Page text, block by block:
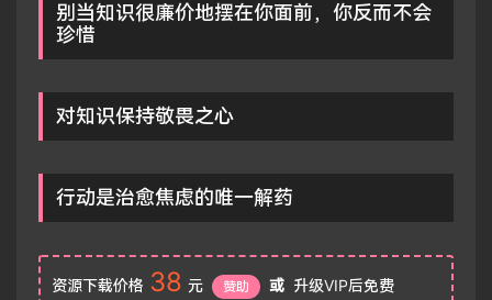
别当知识很廉价地摆在你面前，你反而不会
珍惜
对知识保持敬畏之心
行动是治愈焦虑的唯一解药
资源下载价格 38 元 赞助 或 升级VIP后免费